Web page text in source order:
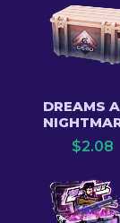
DREAMS
$2.08